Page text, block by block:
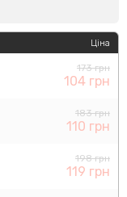
Ціна
173 грн
104 грн
183 грн
110 грн
198 грн
119 грн